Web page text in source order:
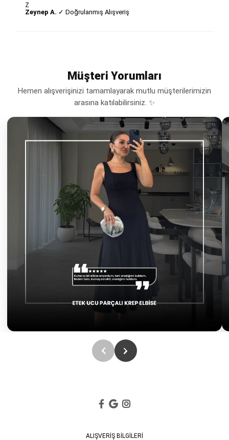
Z
Zeynep A. ✓ Doğrulanmış Alışveriş
Müşteri Yorumları
Hemen alışverişinizi tamamlayarak mutlu müşterilerimizin
arasına katılabilirsiniz. ✨
ALIŞVERİŞ BİLGİLERİ